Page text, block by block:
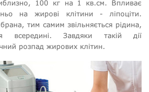
100 кг на 1 кв.см. Впливає
на жирові клітини - ліпоціти.
тим самим звільняється рідина,
всередині. Завдяки такій дії
розпад жирових клітин.